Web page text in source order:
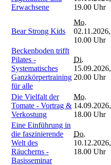
Erwachsene
19.00 Uhr
Bear Strong Kids
Mo.
02.11.2026,
10.00 Uhr
Beckenboden trifft
Pilates -
Systematisches
Ganzkörpertraining
für alle
Di.
15.09.2026,
20.00 Uhr
Die Vielfalt der
Tomate - Vortrag &
Verkostung
Mo.
14.09.2026,
18.00 Uhr
Eine Einführung in
die faszinierende
Welt des
Räucherns -
Basisseminar
Do.
10.12.2026,
18.00 Uhr